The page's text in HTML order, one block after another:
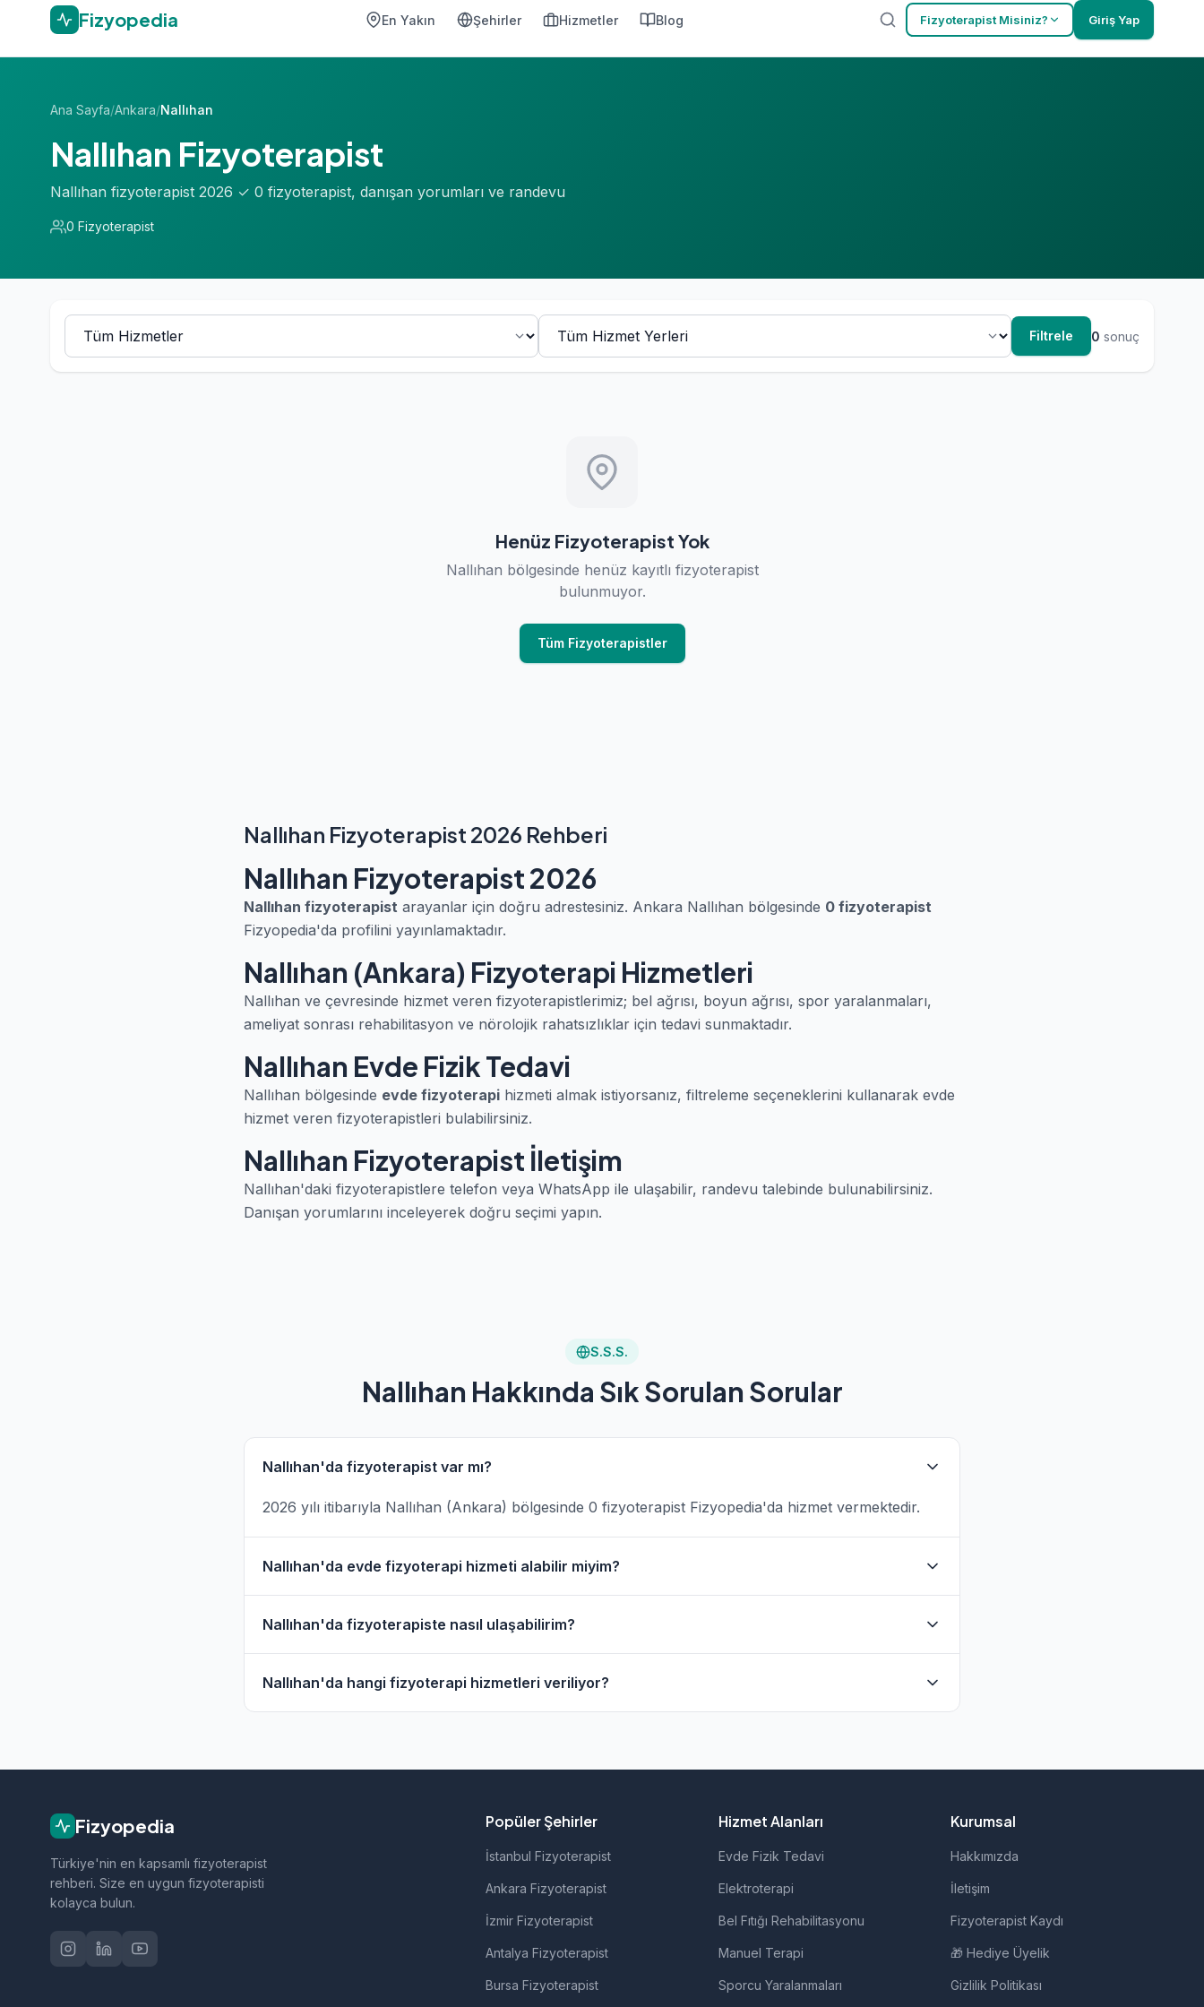
Fizyopedia En Yakın Şehirler Hizmetler Blog Fizyoterapist Misiniz? Giriş Yap
Ana Sayfa/Ankara/Nallıhan
Nallıhan Fizyoterapist
Nallıhan fizyoterapist 2026 ✓ 0 fizyoterapist, danışan yorumları ve randevu
0 Fizyoterapist
Filtrele 0 sonuç
Henüz Fizyoterapist Yok
Nallıhan bölgesinde henüz kayıtlı fizyoterapist
bulunmuyor.
Tüm Fizyoterapistler
Nallıhan Fizyoterapist 2026 Rehberi
Nallıhan Fizyoterapist 2026
Nallıhan fizyoterapist arayanlar için doğru adrestesiniz. Ankara Nallıhan bölgesinde 0 fizyoterapist
Fizyopedia'da profilini yayınlamaktadır.
Nallıhan (Ankara) Fizyoterapi Hizmetleri
Nallıhan ve çevresinde hizmet veren fizyoterapistlerimiz; bel ağrısı, boyun ağrısı, spor yaralanmaları,
ameliyat sonrası rehabilitasyon ve nörolojik rahatsızlıklar için tedavi sunmaktadır.
Nallıhan Evde Fizik Tedavi
Nallıhan bölgesinde evde fizyoterapi hizmeti almak istiyorsanız, filtreleme seçeneklerini kullanarak evde
hizmet veren fizyoterapistleri bulabilirsiniz.
Nallıhan Fizyoterapist İletişim
Nallıhan'daki fizyoterapistlere telefon veya WhatsApp ile ulaşabilir, randevu talebinde bulunabilirsiniz.
Danışan yorumlarını inceleyerek doğru seçimi yapın.
S.S.S.
Nallıhan Hakkında Sık Sorulan Sorular
Nallıhan'da fizyoterapist var mı?
2026 yılı itibarıyla Nallıhan (Ankara) bölgesinde 0 fizyoterapist Fizyopedia'da hizmet vermektedir.
Nallıhan'da evde fizyoterapi hizmeti alabilir miyim?
hizmet filtresini kullanarak bu fizyoterapistleri bulabilirsiniz.
Nallıhan'da fizyoterapiste nasıl ulaşabilirim?
geçebilirsiniz.
Nallıhan'da hangi fizyoterapi hizmetleri veriliyor?
Fizyopedia
Türkiye'nin en kapsamlı fizyoterapist
rehberi. Size en uygun fizyoterapisti
kolayca bulun.
Popüler Şehirler
İstanbul Fizyoterapist
Ankara Fizyoterapist
İzmir Fizyoterapist
Antalya Fizyoterapist
Bursa Fizyoterapist
Hizmet Alanları
Evde Fizik Tedavi
Elektroterapi
Bel Fıtığı Rehabilitasyonu
Manuel Terapi
Sporcu Yaralanmaları
Kurumsal
Hakkımızda
İletişim
Fizyoterapist Kaydı
🎁 Hediye Üyelik
Gizlilik Politikası